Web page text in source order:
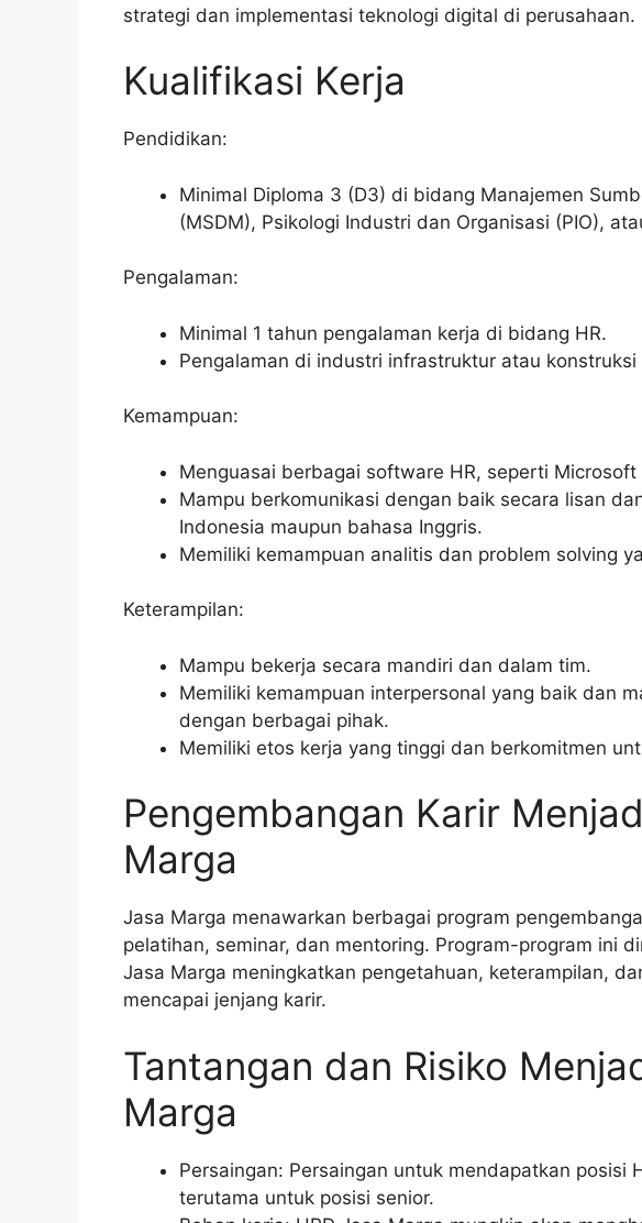
strategi dan implementasi teknologi digital di perusahaan.
Kualifikasi Kerja
Pendidikan:
Minimal Diploma 3 (D3) di bidang Manajemen
(MSDM), Psikologi Industri dan Organisasi (PIO),
Pengalaman:
Minimal 1 tahun pengalaman kerja di bidang HR.
Pengalaman di industri infrastruktur atau
Kemampuan:
Menguasai berbagai software HR, seperti
Mampu berkomunikasi dengan baik secara lisan
Indonesia maupun bahasa Inggris.
Memiliki kemampuan analitis dan problem solving
Keterampilan:
Mampu bekerja secara mandiri dan dalam tim.
Memiliki kemampuan interpersonal yang baik dan
dengan berbagai pihak.
Memiliki etos kerja yang tinggi dan berkomitmen
Pengembangan Karir
Marga
Jasa Marga menawarkan berbagai program
pelatihan, seminar, dan mentoring. Program-program ini
Jasa Marga meningkatkan pengetahuan, keterampilan,
mencapai jenjang karir.
Tantangan dan Risiko
Marga
Persaingan: Persaingan untuk mendapatkan posisi
terutama untuk posisi senior.